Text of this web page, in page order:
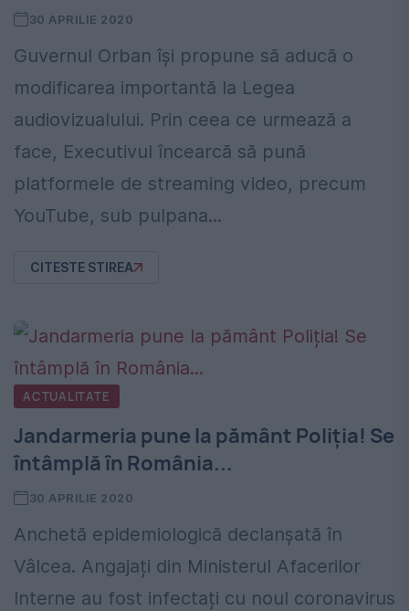
30 APRILIE 2020
Guvernul Orban își propune să aducă o
modificarea importantă la Legea
audiovizualului. Prin ceea ce urmează a
face, Executivul încearcă să pună
platformele de streaming video, precum
YouTube, sub pulpana...
CITESTE STIREA
ACTUALITATE
Jandarmeria pune la pământ Poliția! Se
întâmplă în România...
30 APRILIE 2020
Anchetă epidemiologică declanșată în
Vâlcea. Angajați din Ministerul Afacerilor
Interne au fost infectați cu noul coronavirus